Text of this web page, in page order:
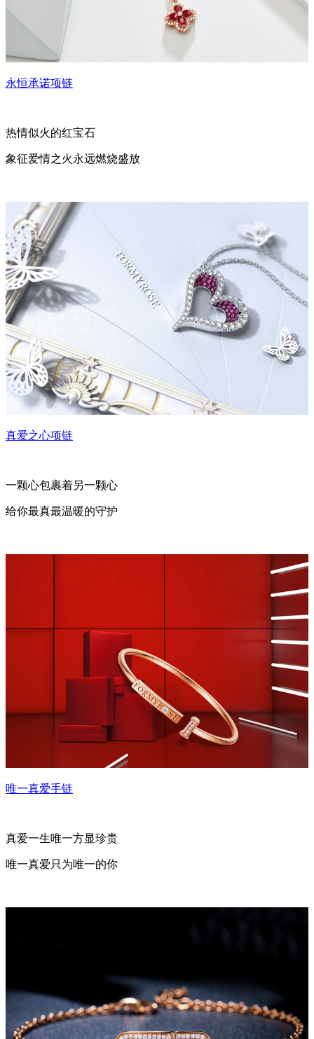
永恒承诺项链
热情似火的红宝石
象征爱情之火永远燃烧盛放
真爱之心项链
一颗心包裹着另一颗心
给你最真最温暖的守护
唯一真爱手链
真爱一生唯一方显珍贵
唯一真爱只为唯一的你